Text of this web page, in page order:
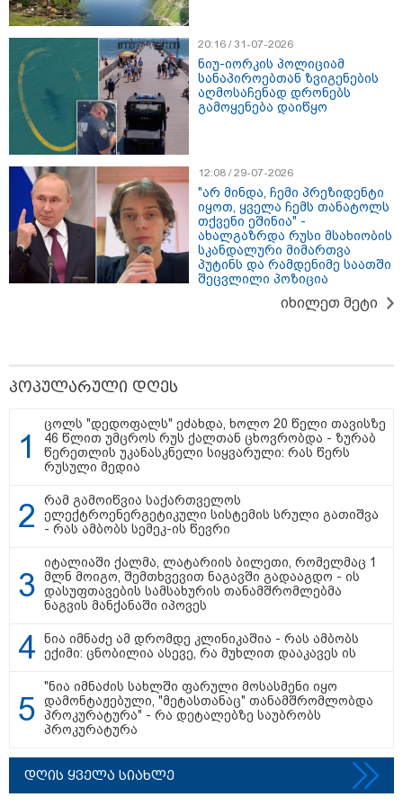
- რა დეტალებზე საუბრობს ეკა
კუპატაძე?
სუს-ი ფარულად გადაღებულ
კადრებს აქვეყნებს - "ჩვენ რა
ვქნათ, ბიჭო, ამაზე?"
"თქვენი შეცდომა არის
დანაშაულის ტოლფასი, რომ­ლის
გა­მოს­წო­რე­ბაც შე­უძ­ლე­ბე­ლია, ვა­
დას­ტუ­რებ წარ­სულ­ში თქვენ­და­მი
დიდ პა­ტი­ვის­ცე­მას" - ეკა კუპატაძე
ნანუკა ჟორჟოლიანს
10:58 / 06-08-2026
"დადგება დრო და თქვენი დღევანდელი
"პოსტაობა" საკუთარ თავთან
შეგარცხვენთ... თქვენი შეცდომა არის
დანაშაულის ტოლფასი" - ეკა კუპატაძე
ნანუკა ჟორჟოლიანს
20:16 / 31-07-2026
ნიუ-იორკის პოლიციამ
სანაპიროებთან ზვიგენების
აღმოსაჩენად დრონებს
გამოყენება დაიწყო
12:08 / 29-07-2026
"არ მინდა, ჩემი პრეზიდენტი
იყოთ, ყველა ჩემს თანატოლს
თქვენი ეშინია" -
ახალგაზრდა რუსი მსახიობის
სკანდალური მიმართვა
პუტინს და რამდენიმე საათში
შეცვლილი პოზიცია
იხილეთ მეტი
პოპულარული დღეს
ცოლს "დედოფალს" ეძახდა, ხოლო 20 წელი თავისზე
46 წლით უმცროს რუს ქალთან ცხოვრობდა - ზურაბ
წერეთლის უკანასკნელი სიყვარული: რას წერს
რუსული მედია
რამ გამოიწვია საქართველოს
ელექტროენერგეტიკული სისტემის სრული გათიშვა
- რას ამბობს სემეკ-ის წევრი
იტალიაში ქალმა, ლატარიის ბილეთი, რომელმაც 1
მლნ მოიგო, შემთხვევით ნაგავში გადააგდო - ის
დასუფთავების სამსახურის თანამშრომლებმა
ნაგვის მანქანაში იპოვეს
ნია იმნაძე ამ დრომდე კლინიკაშია - რას ამბობს
ექიმი: ცნობილია ასევე, რა მუხლით დააკავეს ის
"ნია იმნაძის სახლში ფარული მოსასმენი იყო
დამონტაჟებული, "მეტასთანაც" თანამშრომლობდა
პროკურატურა" - რა დეტალებზე საუბრობს
პროკურატურა
დღის ყველა სიახლე